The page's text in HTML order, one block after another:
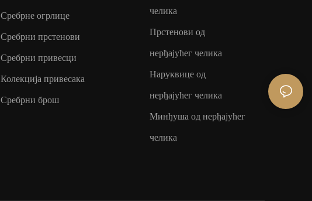
Сребрне огрлице
Сребрни прстенови
Сребрни привесци
Колекција привесака
Сребрни брош
челика
Прстенови од
нерђајућег челика
Наруквице од
нерђајућег челика
Минђуша од нерђајућег
челика